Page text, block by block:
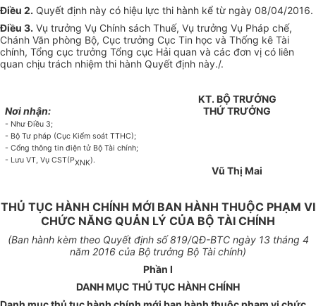
Điều 2. Quyết định này có hiệu lực thi hành kể từ ngày 08/04/2016.
Điều 3. Vụ trưởng Vụ Chính sách Thuế, Vụ trưởng Vụ Pháp chế,
Chánh Văn phòng Bộ, Cục trưởng Cục Tin học và Thống kê Tài
chính, Tổng cục trưởng Tổng cục Hải quan và các đơn vị có liên
quan chịu trách nhiệm thi hành Quyết định này./.
Nơi nhận:
- Như Điều 3;
- Bộ Tư pháp (Cục Kiểm soát TTHC);
- Cổng thông tin điện tử Bộ Tài chính;
- Lưu VT, Vụ CST(PXNK).
KT. BỘ TRƯỞNG
THỨTRƯỞNG
Vũ Thị Mai
THỦ TỤC HÀNH CHÍNH MỚI BAN HÀNH THUỘC PHẠM VI
CHỨC NĂNG QUẢN LÝ CỦA BỘ TÀI CHÍNH
(Ban hành kèm theo Quyết định số 819/QĐ-BTC ngày 13 tháng 4
năm 2016 của Bộ trưởng Bộ Tài chính)
Phần I
DANH MỤC THỦ TỤC HÀNH CHÍNH